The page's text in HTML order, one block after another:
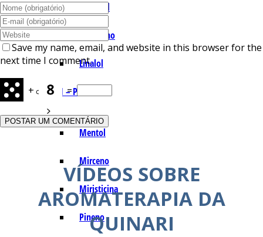
Lemonal
Limoneno
Linalol
M – P
Mentol
Mirceno
Miristicina
Pineno
Save my name, email, and website in this browser for the
next time I comment.
+ =
VÍDEOS SOBRE
AROMATERAPIA DA
QUINARI